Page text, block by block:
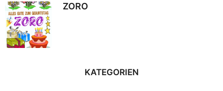
ZORO
KATEGORIEN